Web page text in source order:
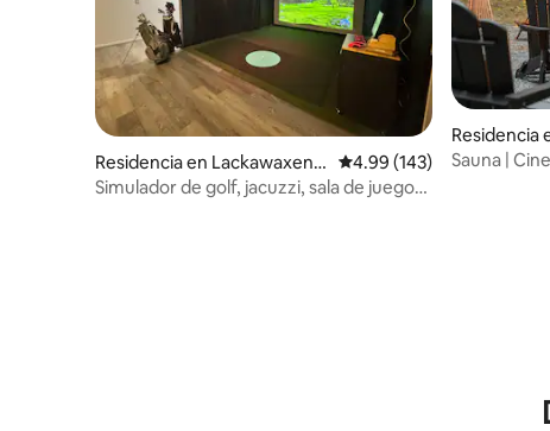
Residencia en Lackawaxen T
ownship
Calificación promedio:
4.99 (143)
Simulador de golf, jacuzzi, sala de juegos,
Residencia
Sauna |